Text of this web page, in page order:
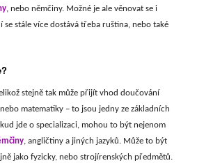
, nebo němčiny. Možné je ale věnovat se i
stále více dostává třeba ruština, nebo také
stejně tak může přijít vhod doučování
matematiky – to jsou jedny ze základních
jde o specializaci, mohou to být nejenom
, angličtiny a jiných jazyků. Může to být
jako fyzicky, nebo strojírenských předmětů.